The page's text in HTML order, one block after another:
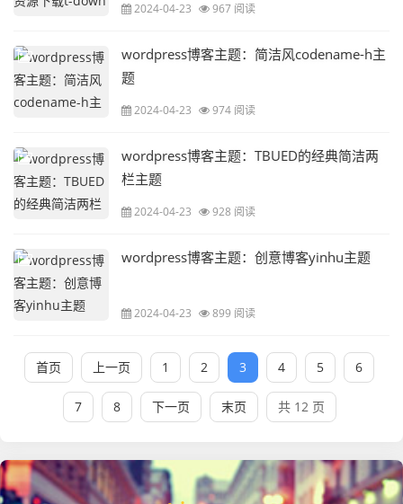
2024-04-23 967 阅读
wordpress博客主题：简洁风codename-h主
题
2024-04-23 974 阅读
wordpress博客主题：TBUED的经典简洁两
栏主题
2024-04-23 928 阅读
wordpress博客主题：创意博客yinhu主题
2024-04-23 899 阅读
首页 上一页 1 2 3 4 5 6
7 8 下一页 末页 共 12 页